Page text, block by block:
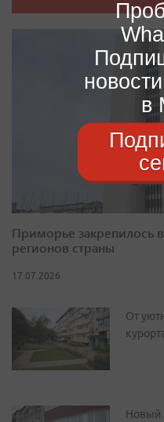
Приморье закрепилось
регионов страны
17.07.2026
От
Новый
в